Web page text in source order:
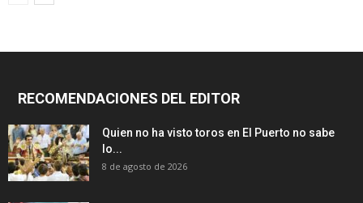
RECOMENDACIONES DEL EDITOR
Quien no ha visto toros en El Puerto no sabe
lo...
8 de agosto de 2026